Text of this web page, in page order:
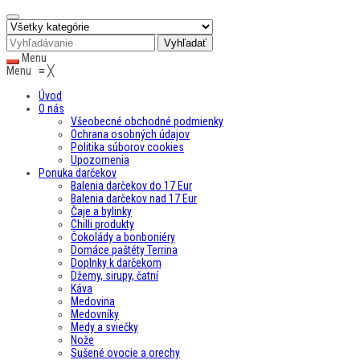
Menu
Menu ≡╳
Úvod
O nás
Všeobecné obchodné podmienky
Ochrana osobných údajov
Politika súborov cookies
Upozornenia
Ponuka darčekov
Balenia darčekov do 17 Eur
Balenia darčekov nad 17 Eur
Čaje a bylinky
Chilli produkty
Čokolády a bonboniéry
Domáce paštéty Terrina
Doplnky k darčekom
Džemy, sirupy, čatní
Káva
Medovina
Medovníky
Medy a sviečky
Nože
Sušené ovocie a orechy